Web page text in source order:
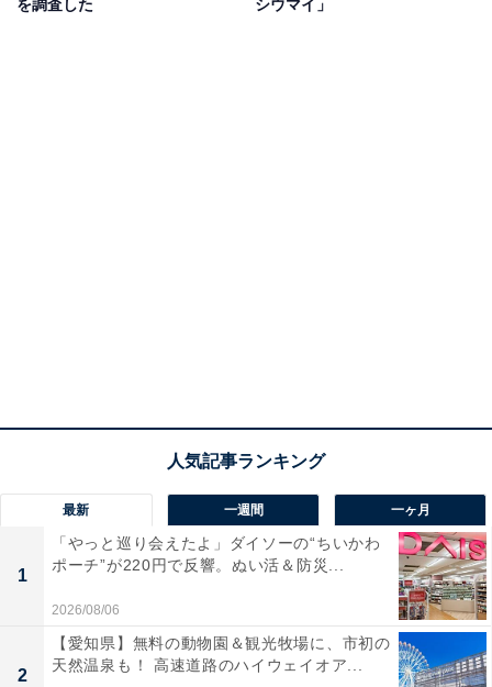
を調査した シウマイ」
最新 一週間 一ヶ月
1
「やっと巡り会えたよ」ダイソーの“ちいかわ
ポーチ”が220円で反響。ぬい活＆防災...
2026/08/06
2
【愛知県】無料の動物園＆観光牧場に、市初の
天然温泉も！ 高速道路のハイウェイオア...